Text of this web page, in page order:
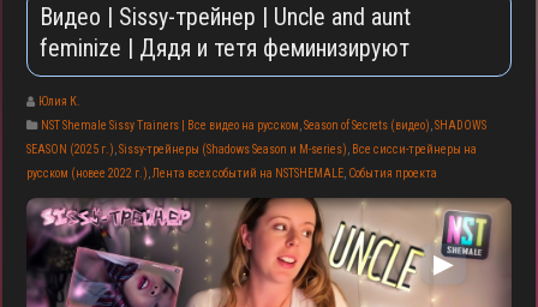
Видео | Sissy-трейнер | Uncle and aunt
feminize | Дядя и тетя феминизируют
Юлия К.
NST Shemale Sissy Trainers | Все видео на русском ,Season of Secrets (видео) ,SHADOWS
SEASON (2025 г.) ,Sissy-трейнеры (Shadows Season и M-series)
Все сисси-трейнеры на
русском (новее 2022 г.) ,Лента всех событий на NSTSHEMALE События проекта
▶